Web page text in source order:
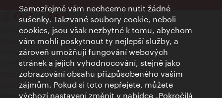
Kontakty
Credits
Prohlášení o ochraně osobních údajů
Terms of Use
Přístupnost
Kontakt pro tisk
Nastavení cookies
Samozřejmě vám nechceme nutit žádné
sušenky. Takzvané soubory cookie, neboli
cookies, jsou však nezbytné k tomu, abychom
vám mohli poskytnout ty nejlepší služby, a
zároveň umožňují fungování webových
stránek a jejich vyhodnocování, stejně jako
zobrazování obsahu přizpůsobeného vašim
zájmům. Pokud si toto nepřejete, můžete
výchozí nastavení změnit v nabídce „Pokročilá